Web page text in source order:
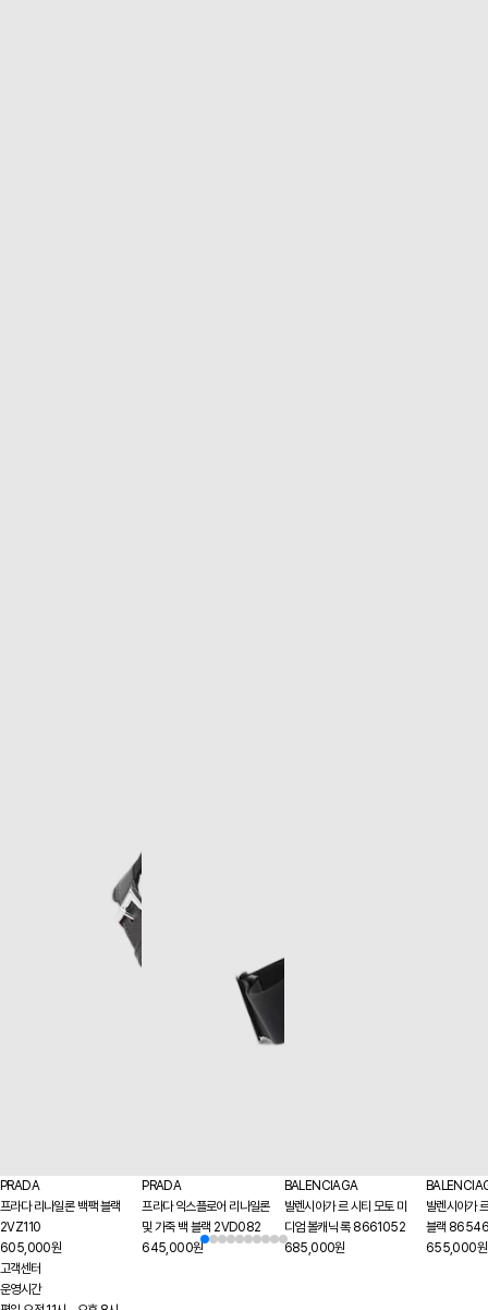
PRADA
프라다 리나일론 백팩 블랙
2VZ110
605,000원
PRADA
프라다 익스플로어 리나일론
및 가죽 백 블랙 2VD082
645,000원
BALENCIAGA
발렌시아가 르 시티 모토 미
디엄 볼캐닉 록 8661052
685,000원
발렌시아가
블랙
655,000원
고객센터
운영시간